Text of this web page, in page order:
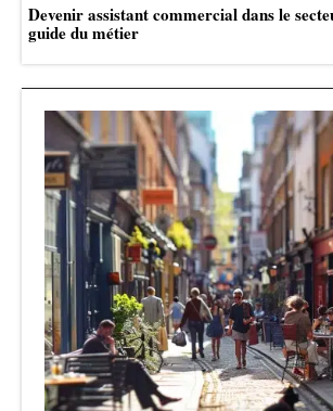
Devenir assistant commercial dans le
guide du métier